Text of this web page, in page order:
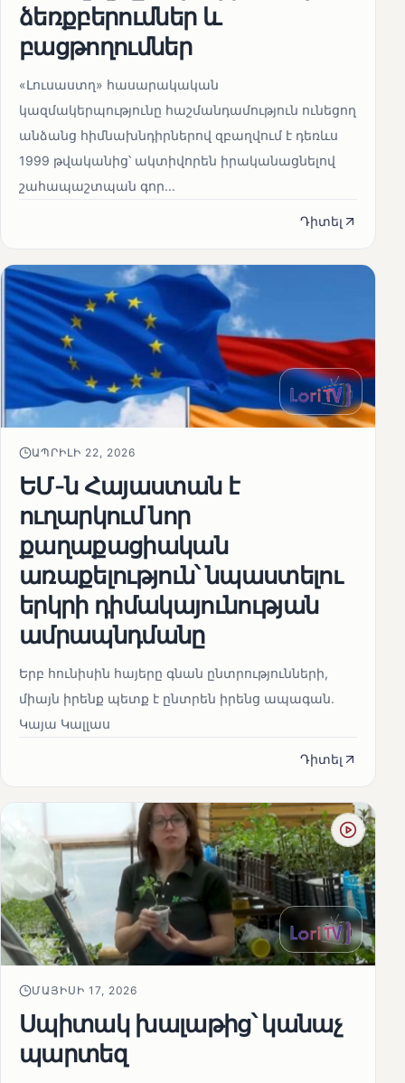
ձեռքբերումներ և
բացթողումներ
«Լուսաստղ» հասարակական
կազմակերպությունը հաշմանդամություն ունեցող
անձանց հիմնախնդիրներով զբաղվում է դեռևս
1999 թվականից՝ ակտիվորեն իրականացնելով
շահապաշտպան գոր...
Դիտել
ԱՊՐԻԼԻ 22, 2026
ԵՄ-ն Հայաստան է
ուղարկում նոր
քաղաքացիական
առաքելություն՝ նպաստելու
երկրի դիմակայունության
ամրապնդմանը
Երբ հունիսին հայերը գնան ընտրությունների,
միայն իրենք պետք է ընտրեն իրենց ապագան.
Կայա Կալլաս
Դիտել
ՄԱՅԻՍԻ 17, 2026
Սպիտակ խալաթից՝ կանաչ
պարտեզ